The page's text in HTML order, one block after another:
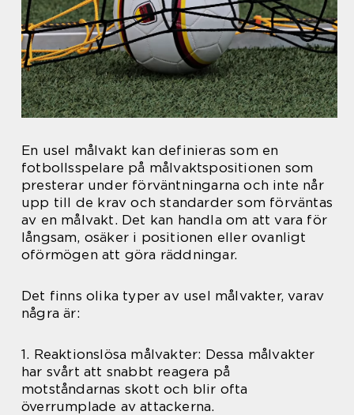
En usel målvakt kan definieras som en
fotbollsspelare på målvaktspositionen som
presterar under förväntningarna och inte når
upp till de krav och standarder som förväntas
av en målvakt. Det kan handla om att vara för
långsam, osäker i positionen eller ovanligt
oförmögen att göra räddningar.
Det finns olika typer av usel målvakter, varav
några är:
1. Reaktionslösa målvakter: Dessa målvakter
har svårt att snabbt reagera på
motståndarnas skott och blir ofta
överrumplade av attackerna.